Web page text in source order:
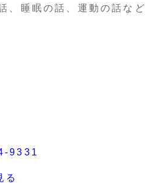
、睡眠の話、運動の話など
9331
る